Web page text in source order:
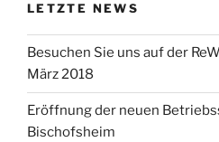
LETZTE NEWS
Besuchen Sie uns auf der
März 2018
Eröffnung der neuen
Bischofsheim